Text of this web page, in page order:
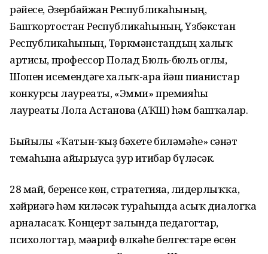
рәйесе, Әзербайжан Республикаһының,
Башҡортостан Республикаһының, Үзбәкстан
Республикаһының, Төркмәнстандың халыҡ
артисы, профессор Полад Бюль-бюль оглы,
Шопен исемендәге халыҡ-ара йәш пианистар
конкурсы лауреаты, «Эмми» премияһы
лауреаты Лола Астанова (АҠШ) һәм башҡалар.
Быйылғы «Ҡатын-ҡыҙ бәхете биләмәһе» сәнғәт
темаһына айырыуса ҙур иғтибар бүләсәк.
28 май, беренсе көн, стратегияға, лидерлыҡҡа,
хәйриәгә һәм киләсәк тураһында асыҡ диалогҡа
арналасаҡ. Концерт залында педагогтар,
психологтар, мәғариф өлкәһе белгестәре өсөн